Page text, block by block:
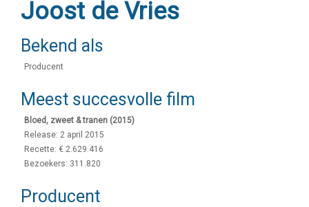
Joost de Vries
Bekend als
Producent
Meest succesvolle film
Bloed, zweet & tranen (2015)
Release: 2 april 2015
Recette: € 2.629.416
Bezoekers: 311.820
Producent